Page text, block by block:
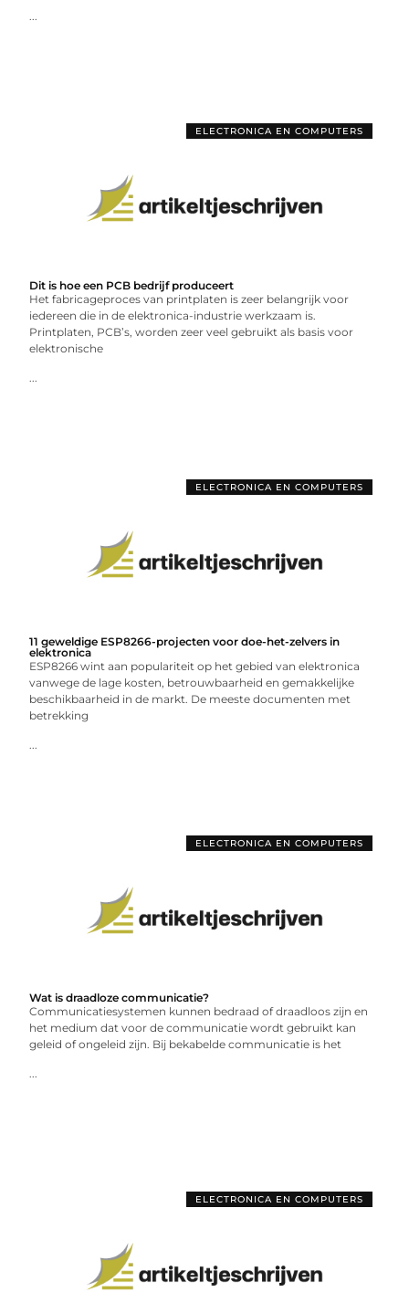
...
ELECTRONICA EN COMPUTERS
Dit is hoe een PCB bedrijf produceert
Het fabricageproces van printplaten is zeer belangrijk voor
iedereen die in de elektronica-industrie werkzaam is.
Printplaten, PCB’s, worden zeer veel gebruikt als basis voor
elektronische
...
ELECTRONICA EN COMPUTERS
11 geweldige ESP8266-projecten voor doe-het-zelvers in
elektronica
ESP8266 wint aan populariteit op het gebied van elektronica
vanwege de lage kosten, betrouwbaarheid en gemakkelijke
beschikbaarheid in de markt. De meeste documenten met
betrekking
...
ELECTRONICA EN COMPUTERS
Wat is draadloze communicatie?
Communicatiesystemen kunnen bedraad of draadloos zijn en
het medium dat voor de communicatie wordt gebruikt kan
geleid of ongeleid zijn. Bij bekabelde communicatie is het
...
ELECTRONICA EN COMPUTERS